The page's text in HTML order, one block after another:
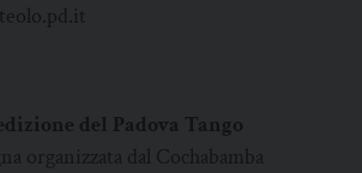
del Padova Tango
organizzata dal Cochabamba